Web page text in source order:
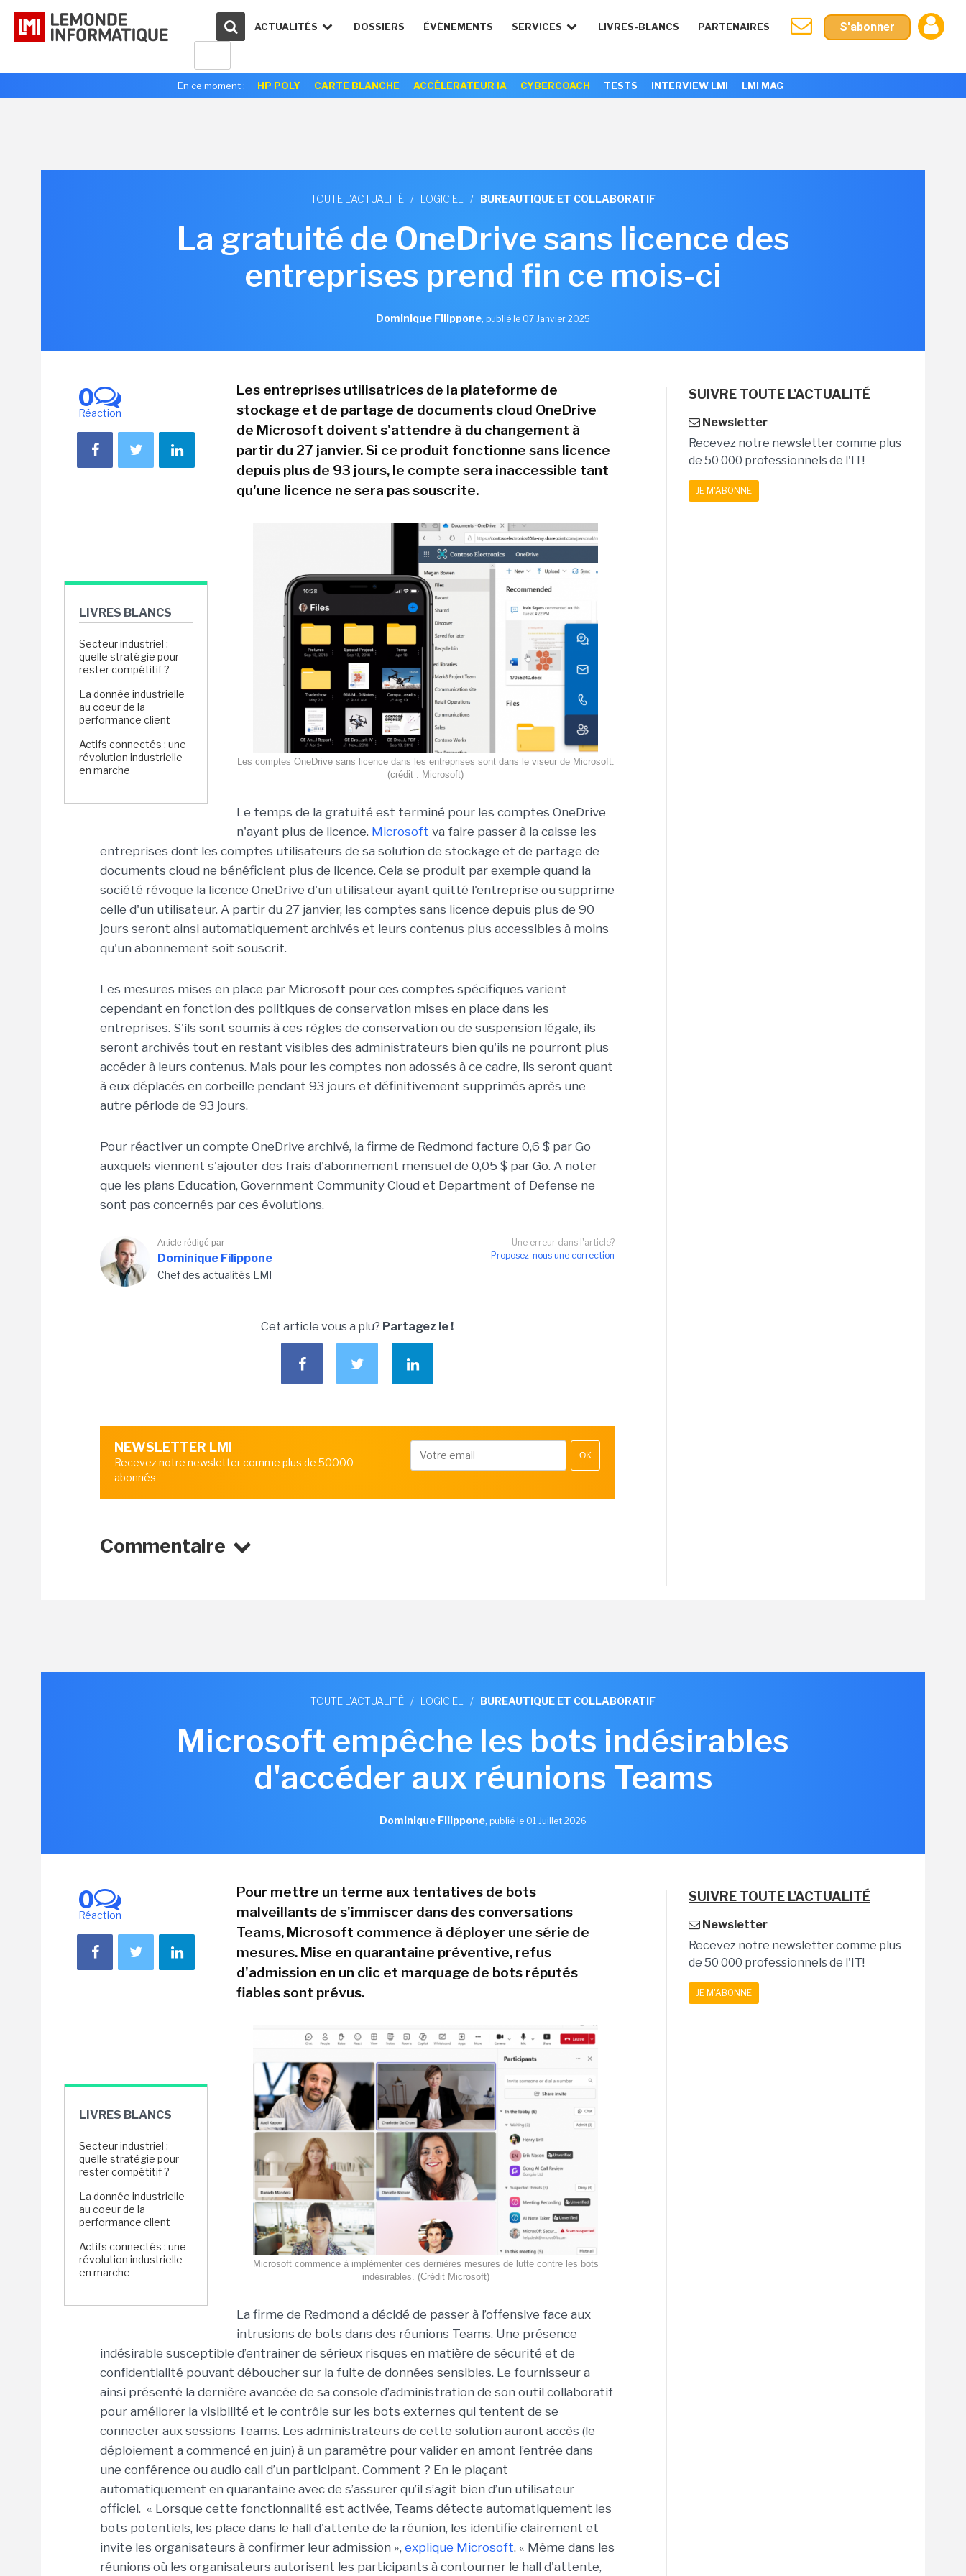
ACTUALITÉS DOSSIERS ÉVÉNEMENTS SERVICES LIVRES-BLANCS PARTENAIRES S'abonner
En ce moment : HP POLY CARTE BLANCHE ACCÉLERATEUR IA CYBERCOACH TESTS INTERVIEW LMI LMI MAG
TOUTE L'ACTUALITÉ / LOGICIEL / BUREAUTIQUE ET COLLABORATIF
La gratuité de OneDrive sans licence des
entreprises prend fin ce mois-ci
Dominique Filippone, publié le 07 Janvier 2025
0
Réaction
LIVRES BLANCS
Secteur industriel :
quelle stratégie pour
rester compétitif ?
La donnée industrielle
au coeur de la
performance client
Actifs connectés : une
révolution industrielle
en marche
Les entreprises utilisatrices de la plateforme de
stockage et de partage de documents cloud OneDrive
de Microsoft doivent s'attendre à du changement à
partir du 27 janvier. Si ce produit fonctionne sans licence
depuis plus de 93 jours, le compte sera inaccessible tant
qu'une licence ne sera pas souscrite.
Les comptes OneDrive sans licence dans les entreprises sont dans le viseur de Microsoft.
(crédit : Microsoft)
Le temps de la gratuité est terminé pour les comptes OneDrive
n'ayant plus de licence. Microsoft va faire passer à la caisse les
entreprises dont les comptes utilisateurs de sa solution de stockage et de partage de
documents cloud ne bénéficient plus de licence. Cela se produit par exemple quand la
société révoque la licence OneDrive d'un utilisateur ayant quitté l'entreprise ou supprime
celle d'un utilisateur. A partir du 27 janvier, les comptes sans licence depuis plus de 90
jours seront ainsi automatiquement archivés et leurs contenus plus accessibles à moins
qu'un abonnement soit souscrit.
Les mesures mises en place par Microsoft pour ces comptes spécifiques varient
cependant en fonction des politiques de conservation mises en place dans les
entreprises. S'ils sont soumis à ces règles de conservation ou de suspension légale, ils
seront archivés tout en restant visibles des administrateurs bien qu'ils ne pourront plus
accéder à leurs contenus. Mais pour les comptes non adossés à ce cadre, ils seront quant
à eux déplacés en corbeille pendant 93 jours et définitivement supprimés après une
autre période de 93 jours.
Pour réactiver un compte OneDrive archivé, la firme de Redmond facture 0,6 $ par Go
auxquels viennent s'ajouter des frais d'abonnement mensuel de 0,05 $ par Go. A noter
que les plans Education, Government Community Cloud et Department of Defense ne
sont pas concernés par ces évolutions.
Une erreur dans l'article?
Proposez-nous une correction
Article rédigé par
Dominique Filippone
Chef des actualités LMI
Cet article vous a plu? Partagez le !
NEWSLETTER LMI
Recevez notre newsletter comme plus de 50000
abonnés
OK
Commentaire
SUIVRE TOUTE L'ACTUALITÉ
Newsletter
Recevez notre newsletter comme plus
de 50 000 professionnels de l'IT!
JE M'ABONNE
TOUTE L'ACTUALITÉ / LOGICIEL / BUREAUTIQUE ET COLLABORATIF
Microsoft empêche les bots indésirables
d'accéder aux réunions Teams
Dominique Filippone, publié le 01 Juillet 2026
0
Réaction
LIVRES BLANCS
Secteur industriel :
quelle stratégie pour
rester compétitif ?
La donnée industrielle
au coeur de la
performance client
Actifs connectés : une
révolution industrielle
en marche
Pour mettre un terme aux tentatives de bots
malveillants de s'immiscer dans des conversations
Teams, Microsoft commence à déployer une série de
mesures. Mise en quarantaine préventive, refus
d'admission en un clic et marquage de bots réputés
fiables sont prévus.
Microsoft commence à implémenter ces dernières mesures de lutte contre les bots
indésirables. (Crédit Microsoft)
La firme de Redmond a décidé de passer à l’offensive face aux
intrusions de bots dans des réunions Teams. Une présence
indésirable susceptible d’entrainer de sérieux risques en matière de sécurité et de
confidentialité pouvant déboucher sur la fuite de données sensibles. Le fournisseur a
ainsi présenté la dernière avancée de sa console d’administration de son outil collaboratif
pour améliorer la visibilité et le contrôle sur les bots externes qui tentent de se
connecter aux sessions Teams. Les administrateurs de cette solution auront accès (le
déploiement a commencé en juin) à un paramètre pour valider en amont l’entrée dans
une conférence ou audio call d’un participant. Comment ? En le plaçant
automatiquement en quarantaine avec de s’assurer qu’il s’agit bien d’un utilisateur
officiel. « Lorsque cette fonctionnalité est activée, Teams détecte automatiquement les
bots potentiels, les place dans le hall d'attente de la réunion, les identifie clairement et
invite les organisateurs à confirmer leur admission », explique Microsoft. « Même dans les
réunions où les organisateurs autorisent les participants à contourner le hall d'attente,
SUIVRE TOUTE L'ACTUALITÉ
Newsletter
Recevez notre newsletter comme plus
de 50 000 professionnels de l'IT!
JE M'ABONNE